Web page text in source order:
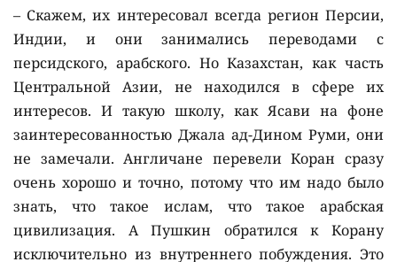
– Скажем, их интересовал всегда регион Персии,
Индии, и они занимались переводами с
персидского, арабского. Но Казахстан, как часть
Центральной Азии, не находился в сфере их
интересов. И такую школу, как Ясави на фоне
заинтересованностью Джала ад-Дином Руми, они
не замечали. Англичане перевели Коран сразу
очень хорошо и точно, потому что им надо было
знать, что такое ислам, что такое арабская
цивилизация. А Пушкин обратился к Корану
исключительно из внутреннего побуждения. Это